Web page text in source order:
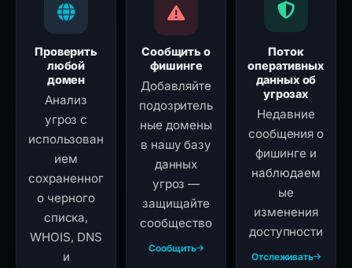
Проверить
любой
домен
Анализ
угроз с
использован
ием
сохраненног
о черного
списка,
WHOIS, DNS
и
Сообщить о
фишинге
Добавляйте
подозритель
ные домены
в нашу базу
данных
угроз —
защищайте
сообщество
Сообщить
Поток
оперативных
данных об
угрозах
Недавние
сообщения о
фишинге и
наблюдаем
ые
изменения
доступности
Отслеживать